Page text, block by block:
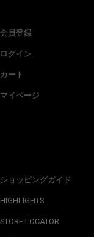
会員登録
ログイン
カート
マイページ
ショッピングガイド
HIGHLIGHTS
STORE LOCATOR